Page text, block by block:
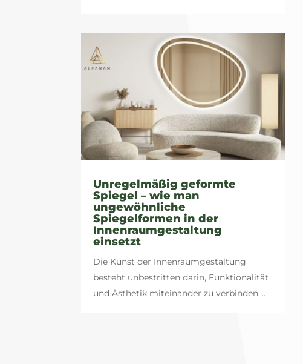
Unregelmäßig geformte
Spiegel – wie man
ungewöhnliche
Spiegelformen in der
Innenraumgestaltung
einsetzt
Die Kunst der Innenraumgestaltung
besteht unbestritten darin, Funktionalität
und Ästhetik miteinander zu verbinden....